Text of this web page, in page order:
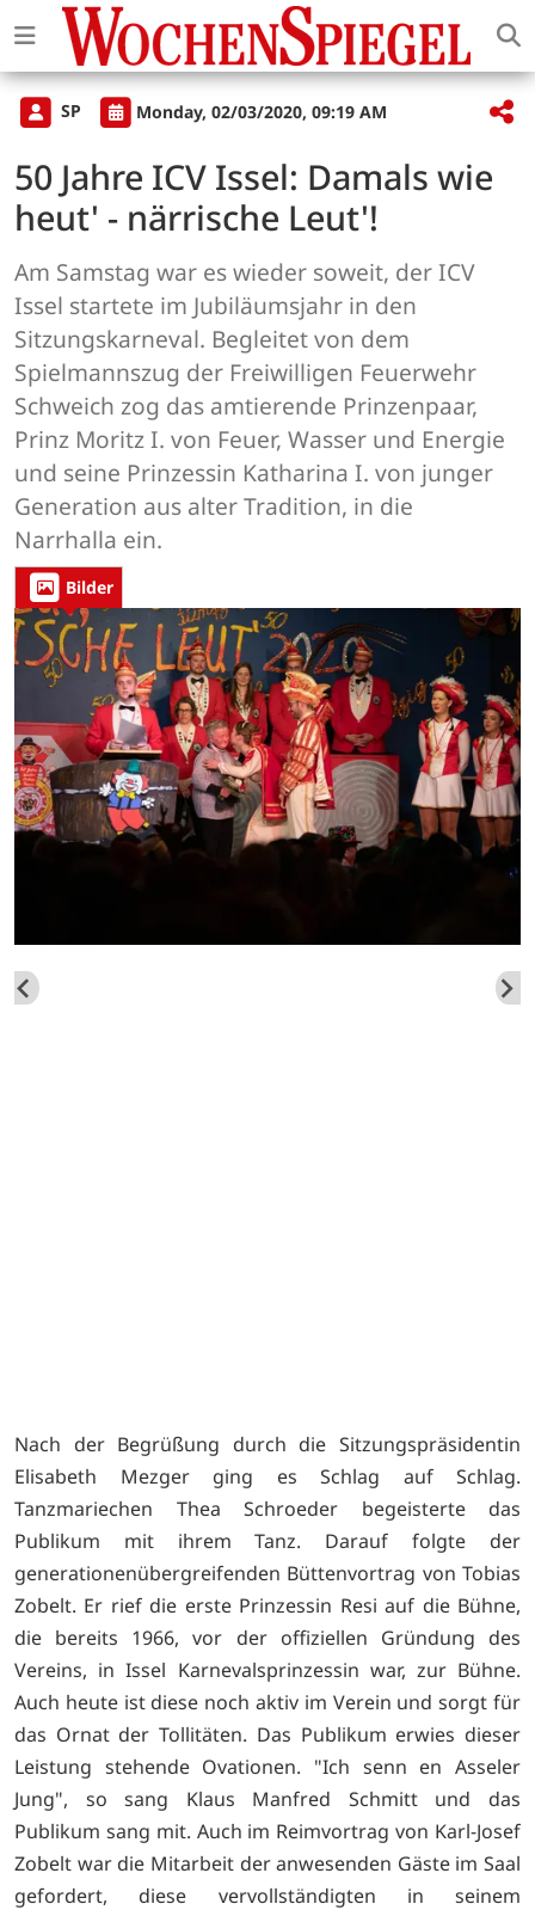
SP Monday, 02/03/2020, 09:19 AM
50 Jahre ICV Issel: Damals wie
heut' - närrische Leut'!
Am Samstag war es wieder soweit, der ICV
Issel startete im Jubiläumsjahr in den
Sitzungskarneval. Begleitet von dem
Spielmannszug der Freiwilligen Feuerwehr
Schweich zog das amtierende Prinzenpaar,
Prinz Moritz I. von Feuer, Wasser und Energie
und seine Prinzessin Katharina I. von junger
Generation aus alter Tradition, in die
Narrhalla ein.
Bilder
Nach der Begrüßung durch die Sitzungspräsidentin
Elisabeth Mezger ging es Schlag auf Schlag.
Tanzmariechen Thea Schroeder begeisterte das
Publikum mit ihrem Tanz. Darauf folgte der
generationenübergreifenden Büttenvortrag von Tobias
Zobelt. Er rief die erste Prinzessin Resi auf die Bühne,
die bereits 1966, vor der offiziellen Gründung des
Vereins, in Issel Karnevalsprinzessin war, zur Bühne.
Auch heute ist diese noch aktiv im Verein und sorgt für
das Ornat der Tollitäten. Das Publikum erwies dieser
Leistung stehende Ovationen. "Ich senn en Asseler
Jung", so sang Klaus Manfred Schmitt und das
Publikum sang mit. Auch im Reimvortrag von Karl-Josef
Zobelt war die Mitarbeit der anwesenden Gäste im Saal
gefordert, diese vervollständigten in seinem